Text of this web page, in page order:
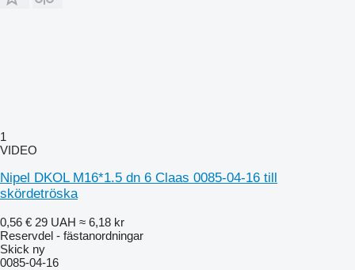
1
VIDEO
Nipel DKOL M16*1.5 dn 6 Claas 0085-04-16 till
skördetröska
0,56 € 29 UAH ≈ 6,18 kr
Reservdel - fästanordningar
Skick ny
0085-04-16